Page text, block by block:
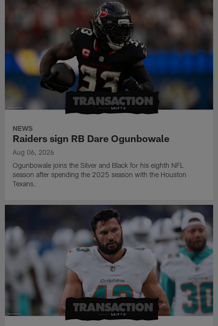
NEWS
Raiders sign RB Dare Ogunbowale
Aug 06, 2026
Ogunbowale joins the Silver and Black for his eighth NFL
season after spending the 2025 season with the Houston
Texans.